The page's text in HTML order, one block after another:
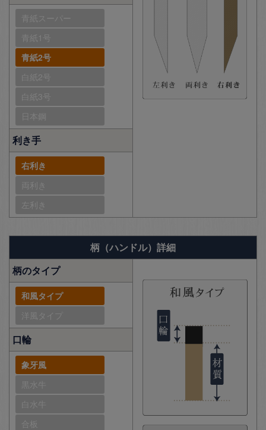
青紙スーパー
青紙1号
青紙2号
白紙2号
白紙3号
日本鋼
利き手
右利き
両利き
左利き
柄（ハンドル）詳細
柄のタイプ
和風タイプ
洋風タイプ
口輪
象牙風
黒水牛
白水牛
合板